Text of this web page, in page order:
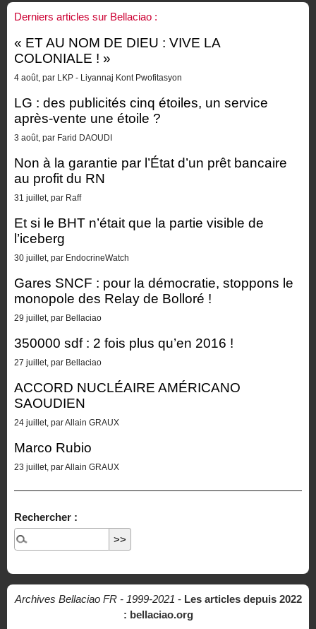
Derniers articles sur Bellaciao :
« ET AU NOM DE DIEU : VIVE LA
COLONIALE ! »
4 août, par LKP - Liyannaj Kont Pwofitasyon
LG : des publicités cinq étoiles, un service
après-vente une étoile ?
3 août, par Farid DAOUDI
Non à la garantie par l’État d’un prêt bancaire
au profit du RN
31 juillet, par Raff
Et si le BHT n’était que la partie visible de
l’iceberg
30 juillet, par EndocrineWatch
Gares SNCF : pour la démocratie, stoppons le
monopole des Relay de Bolloré !
29 juillet, par Bellaciao
350000 sdf : 2 fois plus qu’en 2016 !
27 juillet, par Bellaciao
ACCORD NUCLÉAIRE AMÉRICANO
SAOUDIEN
24 juillet, par Allain GRAUX
Marco Rubio
23 juillet, par Allain GRAUX
Rechercher :
Archives Bellaciao FR - 1999-2021 - Les articles depuis 2022
: bellaciao.org